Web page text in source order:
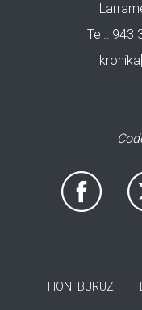
Tel.: 943
HONI BURUZ